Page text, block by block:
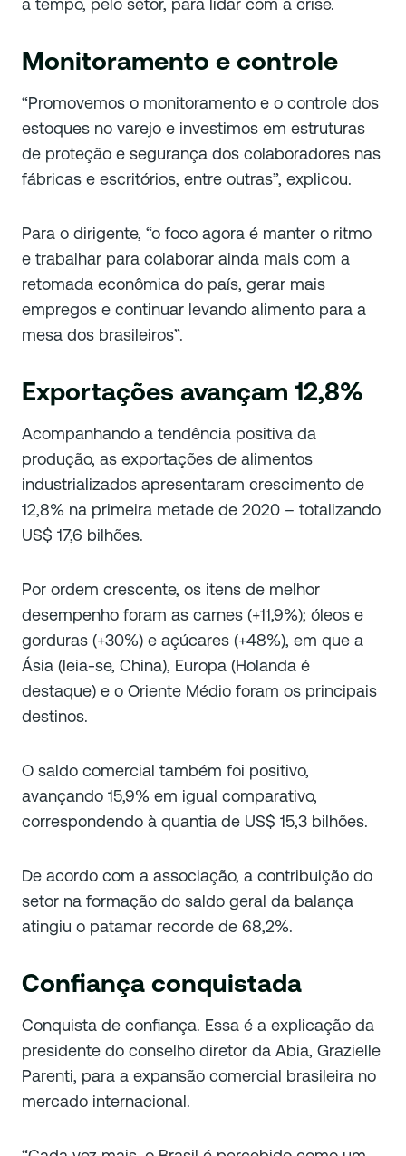
a tempo, pelo setor, para lidar com a crise.
Monitoramento e controle
“Promovemos o monitoramento e o controle dos
estoques no varejo e investimos em estruturas
de proteção e segurança dos colaboradores nas
fábricas e escritórios, entre outras”, explicou.
Para o dirigente, “o foco agora é manter o ritmo
e trabalhar para colaborar ainda mais com a
retomada econômica do país, gerar mais
empregos e continuar levando alimento para a
mesa dos brasileiros”.
Exportações avançam 12,8%
Acompanhando a tendência positiva da
produção, as exportações de alimentos
industrializados apresentaram crescimento de
12,8% na primeira metade de 2020 – totalizando
US$ 17,6 bilhões.
Por ordem crescente, os itens de melhor
desempenho foram as carnes (+11,9%); óleos e
gorduras (+30%) e açúcares (+48%), em que a
Ásia (leia-se, China), Europa (Holanda é
destaque) e o Oriente Médio foram os principais
destinos.
O saldo comercial também foi positivo,
avançando 15,9% em igual comparativo,
correspondendo à quantia de US$ 15,3 bilhões.
De acordo com a associação, a contribuição do
setor na formação do saldo geral da balança
atingiu o patamar recorde de 68,2%.
Confiança conquistada
Conquista de confiança. Essa é a explicação da
presidente do conselho diretor da Abia, Grazielle
Parenti, para a expansão comercial brasileira no
mercado internacional.